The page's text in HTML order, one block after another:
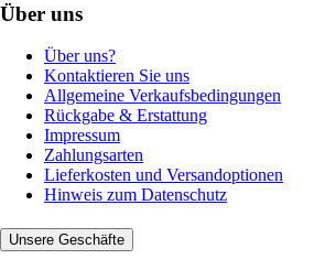
Über uns
Über uns?
Kontaktieren Sie uns
Allgemeine Verkaufsbedingungen
Rückgabe & Erstattung
Impressum
Zahlungsarten
Lieferkosten und Versandoptionen
Hinweis zum Datenschutz
Unsere Geschäfte